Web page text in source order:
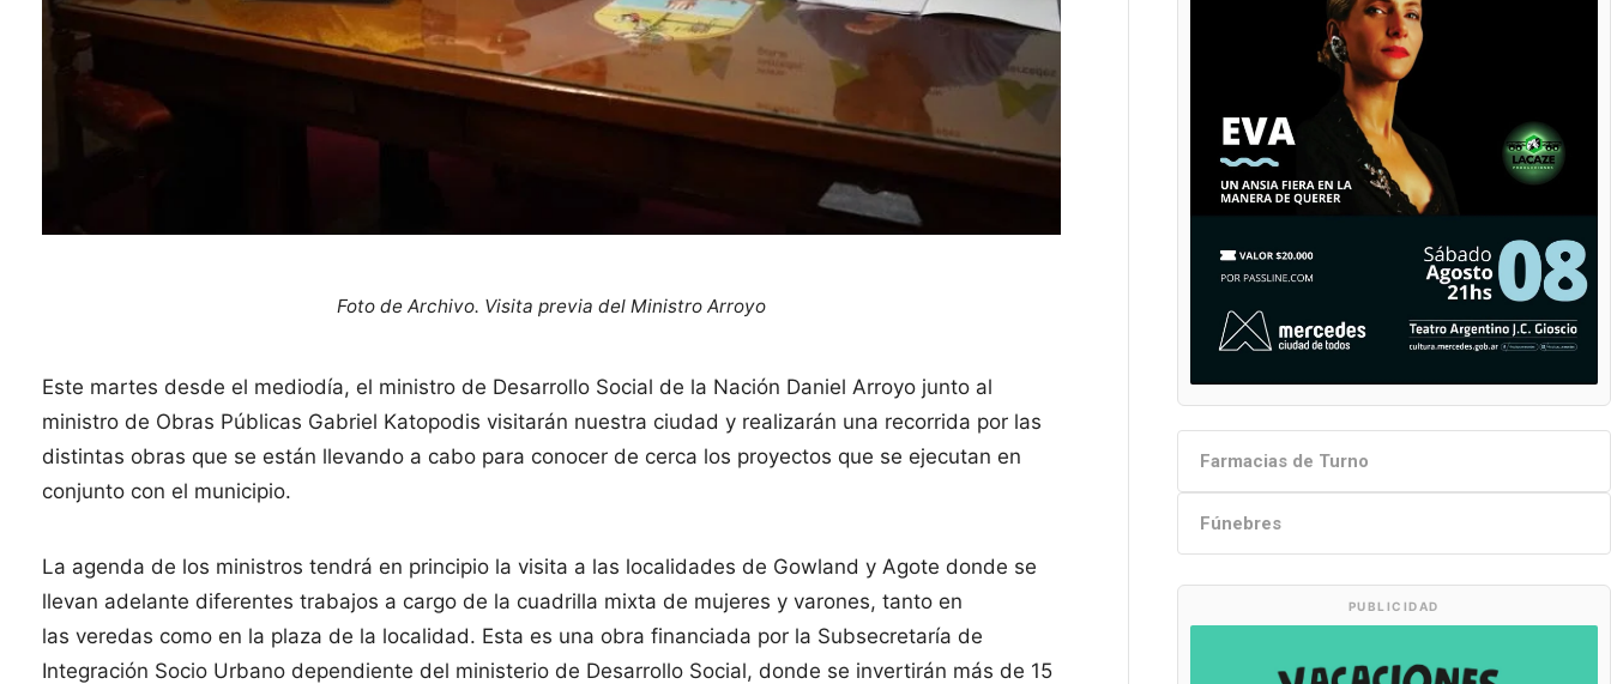
Foto de Archivo. Visita previa del Ministro Arroyo
Este martes desde el mediodía, el ministro de Desarrollo Social de la Nación Daniel Arroyo junto al
ministro de Obras Públicas Gabriel Katopodis visitarán nuestra ciudad y realizarán una recorrida por las
distintas obras que se están llevando a cabo para conocer de cerca los proyectos que se ejecutan en
conjunto con el municipio.
La agenda de los ministros tendrá en principio la visita a las localidades de Gowland y Agote donde se
llevan adelante diferentes trabajos a cargo de la cuadrilla mixta de mujeres y varones, tanto en
las veredas como en la plaza de la localidad. Esta es una obra financiada por la Subsecretaría de
Integración Socio Urbano dependiente del ministerio de Desarrollo Social, donde se invertirán más de 15
Farmacias de Turno
Fúnebres
PUBLICIDAD